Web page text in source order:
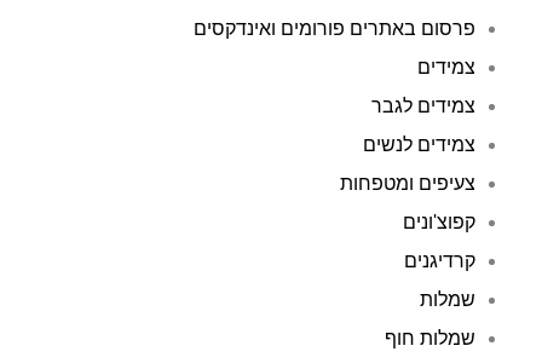
פרסום באתרים פורומים ואינדקסים
צמידים
צמידים לגבר
צמידים לנשים
צעיפים ומטפחות
קפוצ'ונים
קרדיגנים
שמלות
שמלות חוף